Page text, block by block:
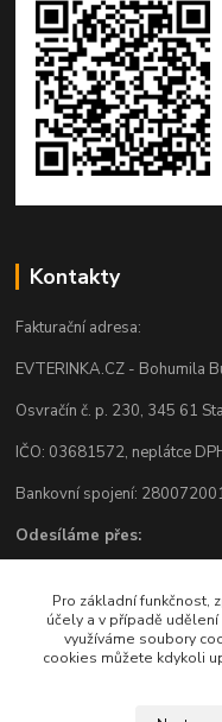
Kontakty
Fakturační adresa:
EVTERINKA.CZ - Bohumila
Osvračín č. p. 230, 345 61
IČO: 03681572, neplátce
Bankovní spojení:
Odesíláme přes:
Pro základní funkčnost,
účely a v případě
využíváme soubory
cookies můžete kdykoli